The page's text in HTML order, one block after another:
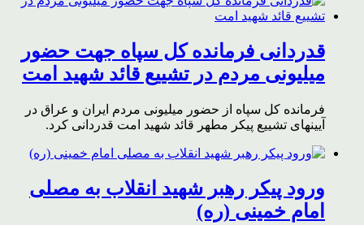
قدردانی فرمانده کل سپاه جهت حضور
میلیونی مردم در تشییع قائد شهید امت
فرمانده کل سپاه از حضور میلیونی مردم ایران و عراق در
آیینهای تشییع پیکر مطهر قائد شهید امت قدردانی کرد.
ورود پیکر رهبر شهید انقلاب به مصلی
امام خمینی (ره)